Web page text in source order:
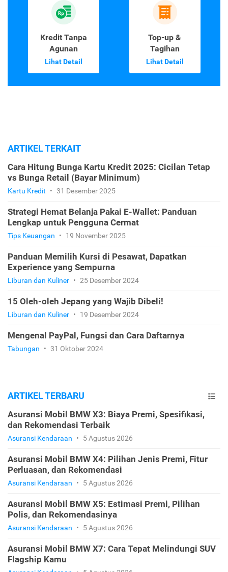
Kredit Tanpa
Agunan
Lihat Detail
Top-up &
Tagihan
Lihat Detail
ARTIKEL TERKAIT
Cara Hitung Bunga Kartu Kredit 2025: Cicilan Tetap
vs Bunga Retail (Bayar Minimum)
Kartu Kredit • 31 Desember 2025
Strategi Hemat Belanja Pakai E-Wallet: Panduan
Lengkap untuk Pengguna Cermat
Tips Keuangan • 19 November 2025
Panduan Memilih Kursi di Pesawat, Dapatkan
Experience yang Sempurna
Liburan dan Kuliner • 25 Desember 2024
15 Oleh-oleh Jepang yang Wajib Dibeli!
Liburan dan Kuliner • 19 Desember 2024
Mengenal PayPal, Fungsi dan Cara Daftarnya
Tabungan • 31 Oktober 2024
ARTIKEL TERBARU
Asuransi Mobil BMW X3: Biaya Premi, Spesifikasi,
dan Rekomendasi Terbaik
Asuransi Kendaraan • 5 Agustus 2026
Asuransi Mobil BMW X4: Pilihan Jenis Premi, Fitur
Perluasan, dan Rekomendasi
Asuransi Kendaraan • 5 Agustus 2026
Asuransi Mobil BMW X5: Estimasi Premi, Pilihan
Polis, dan Rekomendasinya
Asuransi Kendaraan • 5 Agustus 2026
Asuransi Mobil BMW X7: Cara Tepat Melindungi SUV
Flagship Kamu